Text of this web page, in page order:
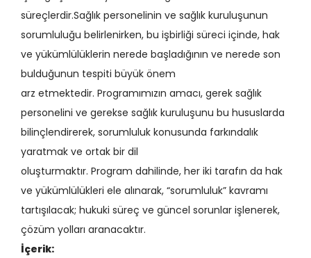
süreçlerdir.Sağlık personelinin ve sağlık kuruluşunun
sorumluluğu belirlenirken, bu işbirliği süreci içinde, hak
ve yükümlülüklerin nerede başladığının ve nerede son
bulduğunun tespiti büyük önem
arz etmektedir. Programımızın amacı, gerek sağlık
personelini ve gerekse sağlık kuruluşunu bu hususlarda
bilinçlendirerek, sorumluluk konusunda farkındalık
yaratmak ve ortak bir dil
oluşturmaktır. Program dahilinde, her iki tarafın da hak
ve yükümlülükleri ele alınarak, “sorumluluk” kavramı
tartışılacak; hukuki süreç ve güncel sorunlar işlenerek,
çözüm yolları aranacaktır.
İçerik: